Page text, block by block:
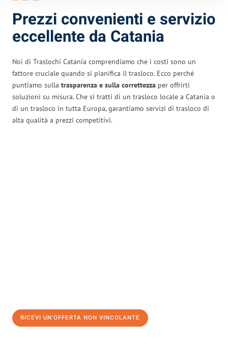
Prezzi convenienti e servizio
eccellente da Catania
Noi di Traslochi Catania comprendiamo che i costi sono un
fattore cruciale quando si pianifica il trasloco. Ecco perché
puntiamo sulla trasparenza e sulla correttezza per offrirti
soluzioni su misura. Che si tratti di un trasloco locale a Catania o
di un trasloco in tutta Europa, garantiamo servizi di trasloco di
alta qualità a prezzi competitivi.
RICEVI UN'OFFERTA NON VINCOLANTE